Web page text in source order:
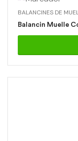
BALANCINES DE